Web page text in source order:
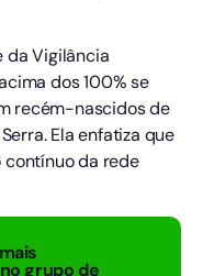
da Vigilância
dos 100% se
recém-nascidos de
Ela enfatiza que
da rede
grupo de